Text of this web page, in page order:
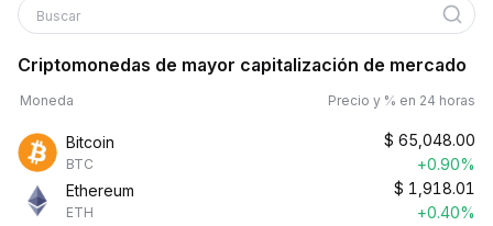
Buscar
Criptomonedas de mayor capitalización de mercado
Moneda Precio y % en 24 horas
Bitcoin
BTC
$ 65,048.00
+0.90%
Ethereum
ETH
$ 1,918.01
+0.40%